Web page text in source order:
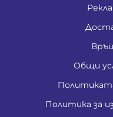
Общи
Политика за